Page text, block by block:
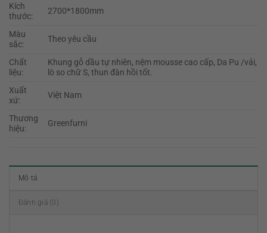
Kích
thước:
2700*1800mm
Màu
sắc:
Theo yêu cầu
Chất
liệu:
Khung gỗ dầu tự nhiên, nệm mousse cao cấp, Da Pu /vải,
lò so chữ S, thun đàn hồi tốt.
Xuất
xứ:
Việt Nam
Thương
hiệu:
Greenfurni
Mô tả
Đánh giá (0)